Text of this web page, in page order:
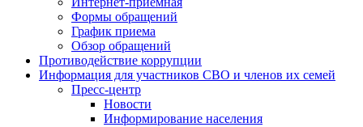
Формы обращений
График приема
Обзор обращений
Противодействие коррупции
Информация для участников СВО и членов их семей
Пресс-центр
Новости
Информирование населения